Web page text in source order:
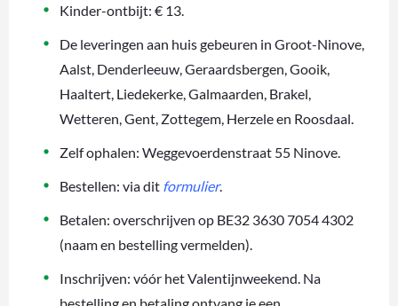
Kinder-ontbijt: € 13.
De leveringen aan huis gebeuren in Groot-Ninove,
Aalst, Denderleeuw, Geraardsbergen, Gooik,
Haaltert, Liedekerke, Galmaarden, Brakel,
Wetteren, Gent, Zottegem, Herzele en Roosdaal.
Zelf ophalen: Weggevoerdenstraat 55 Ninove.
Bestellen: via dit formulier.
Betalen: overschrijven op BE32 3630 7054 4302
(naam en bestelling vermelden).
Inschrijven: vóór het Valentijnweekend. Na